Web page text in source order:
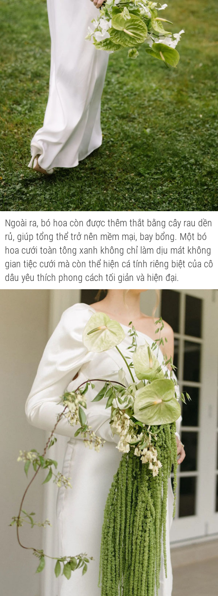
Ngoài ra, bó hoa còn được thêm thắt bằng cây rau dền
rủ, giúp tổng thể trở nên mềm mại, bay bổng. Một bó
hoa cưới toàn tông xanh không chỉ làm dịu mát không
gian tiệc cưới mà còn thể hiện cá tính riêng biệt của cô
dâu yêu thích phong cách tối giản và hiện đại.